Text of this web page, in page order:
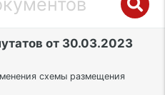
округ
от 30.03.2023
схемы размещения